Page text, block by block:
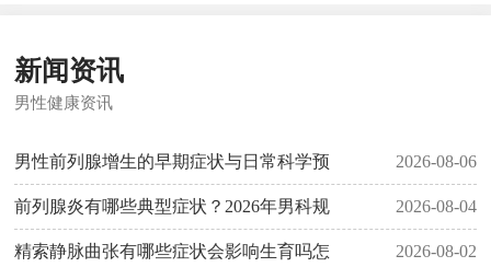
新闻资讯
男性健康资讯
男性前列腺增生的早期症状与日常科学预 2026-08-06
前列腺炎有哪些典型症状？2026年男科规 2026-08-04
精索静脉曲张有哪些症状会影响生育吗怎 2026-08-02